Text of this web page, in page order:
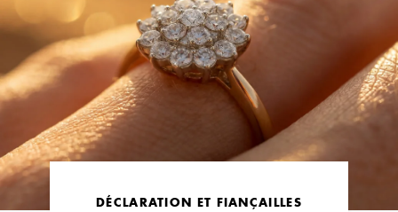
DÉCLARATION ET FIANÇAILLES